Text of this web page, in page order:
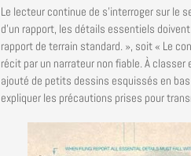
Le lecteur continue de s’interroger sur le
d’un rapport, les détails essentiels
rapport de terrain standard. », soit « Le
récit par un narrateur non fiable. À
ajouté de petits dessins esquissés en
expliquer les précautions prises pour